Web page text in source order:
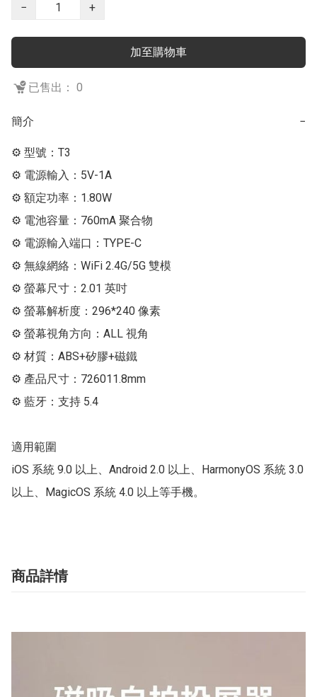
−
+
加至購物車
已售出： 0
簡介 −
⚙ 型號：T3
⚙ 電源輸入：5V-1A
⚙ 額定功率：1.80W
⚙ 電池容量：760mA 聚合物
⚙ 電源輸入端口：TYPE-C
⚙ 無線網絡：WiFi 2.4G/5G 雙模
⚙ 螢幕尺寸：2.01 英吋
⚙ 螢幕解析度：296*240 像素
⚙ 螢幕視角方向：ALL 視角
⚙ 材質：ABS+矽膠+磁鐵
⚙ 產品尺寸：726011.8mm
⚙ 藍牙：支持 5.4
適用範圍
iOS 系統 9.0 以上、Android 2.0 以上、HarmonyOS 系統 3.0
以上、MagicOS 系統 4.0 以上等手機。
商品詳情